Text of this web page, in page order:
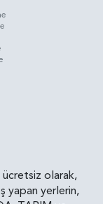
ücretsiz olarak,
yapan yerlerin,